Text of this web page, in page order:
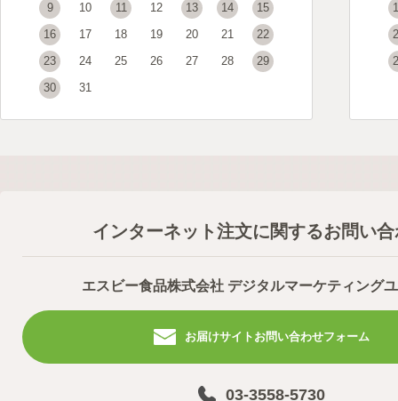
9
10 11 12 13 14
15
16
17 18 19 20 21
22
23
24 25 26 27 28
29
30
31
インターネット注文に関するお問い
エスビー食品株式会社 デジタルマーケティング
お届けサイトお問い合わせフォーム
03-3558-5730